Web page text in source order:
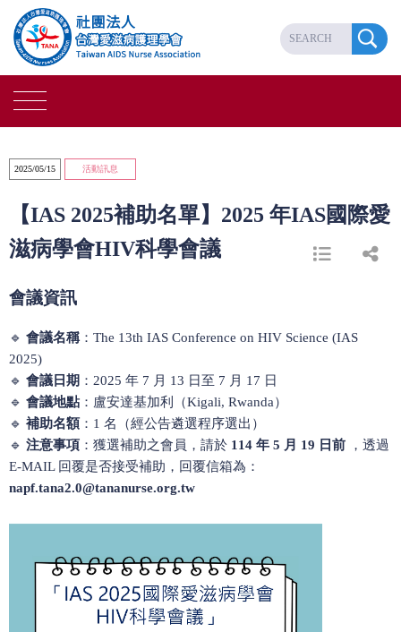
2025/05/15 活動訊息
【IAS 2025補助名單】2025 年IAS國際愛
滋病學會HIV科學會議
會議資訊
🔹 會議名稱：The 13th IAS Conference on HIV Science (IAS
2025)
🔹 會議日期 ：2025 年 7 月 13 日至 7 月 17 日
🔹 會議地點 ：盧安達基加利（Kigali, Rwanda）
🔹 補助名額 ：1 名（經公告遴選程序選出）
🔹 注意事項 ：獲選補助之會員，請於 114 年 5 月 19 日前 ，透過
E-MAIL 回覆是否接受補助， 回覆信箱為：
napf.tana2.0@tananurse.org.tw